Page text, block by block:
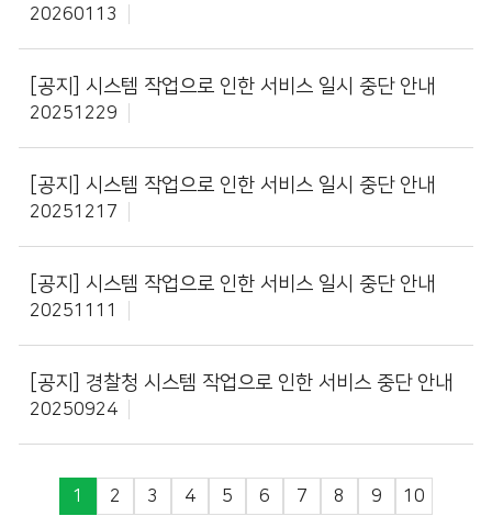
20260113
[공지] 시스템 작업으로 인한 서비스 일시 중단 안내
20251229
[공지] 시스템 작업으로 인한 서비스 일시 중단 안내
20251217
[공지] 시스템 작업으로 인한 서비스 일시 중단 안내
20251111
[공지] 경찰청 시스템 작업으로 인한 서비스 중단 안내
20250924
1 2 3 4 5 6 7 8 9 10